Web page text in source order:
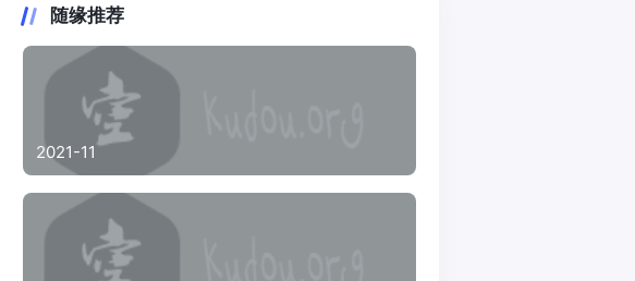
随缘推荐
2021-11